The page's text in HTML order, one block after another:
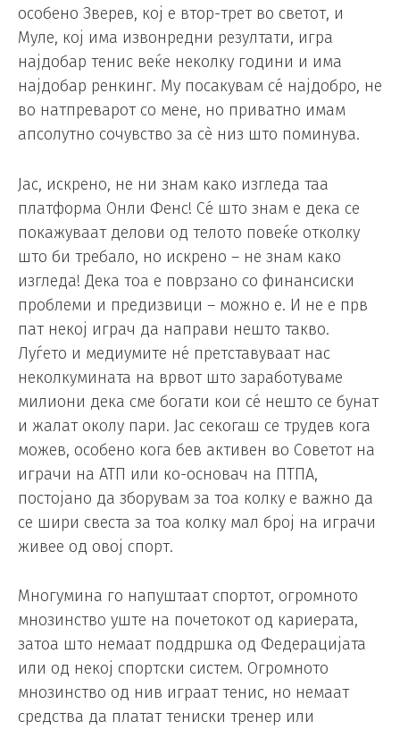
особено Зверев, кој е втор-трет во светот, и
Муле, кој има извонредни резултати, игра
најдобар тенис веќе неколку години и има
најдобар ренкинг. Му посакувам сé најдобро, не
во натпреварот со мене, но приватно имам
апсолутно сочувство за сè низ што поминува.
Јас, искрено, не ни знам како изгледа таа
платформа Онли Фенс! Сé што знам е дека се
покажуваат делови од телото повеќе отколку
што би требало, но искрено – не знам како
изгледа! Дека тоа е поврзано со финансиски
проблеми и предизвици – можно е. И не е прв
пат некој играч да направи нешто такво.
Луѓето и медиумите нé претставуваат нас
неколкумината на врвот што заработуваме
милиони дека сме богати кои сé нешто се бунат
и жалат околу пари. Јас секогаш се трудев кога
можев, особено кога бев активен во Советот на
играчи на АТП или ко-основач на ПTПA,
постојано да зборувам за тоа колку е важно да
се шири свеста за тоа колку мал број на играчи
живее од овој спорт.
Многумина го напуштаат спортот, огромното
мнозинство уште на почетокот од кариерата,
затоа што немаат поддршка од Федерацијата
или од некој спортски систем. Огромното
мнозинство од нив играат тенис, но немаат
средства да платат тениски тренер или